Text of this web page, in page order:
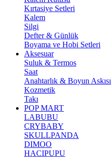
Kırtasiye Setleri
Kalem
Silgi
Defter & Günlük
Boyama ve Hobi Setleri
Aksesuar
Suluk & Termos
Saat
Anahtarlık & Boyun Askısı
Kozmetik
Takı
POP MART
LABUBU
CRYBABY
SKULLPANDA
DIMOO
HACIPUPU